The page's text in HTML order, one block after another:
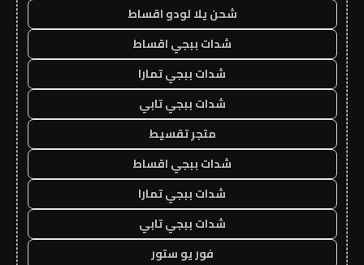
شحن يلا لودو اقساط
شدات ببجي اقساط
شدات ببجي تمارا
شدات ببجي تابي
متجر تقسيط
شدات ببجي اقساط
شدات ببجي تمارا
شدات ببجي تابي
فور يو ستور